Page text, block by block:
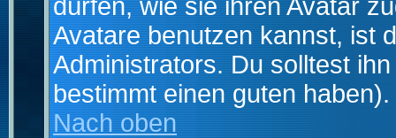
dürfen, wie sie ihren Avatar
Avatare benutzen kannst, ist
Administrators. Du solltest
bestimmt einen guten haben).
Nach oben